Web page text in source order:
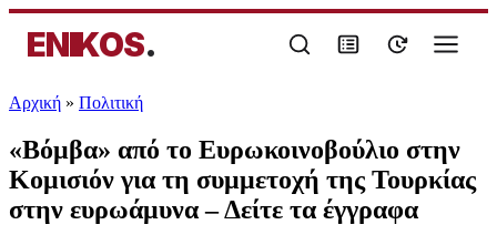
ENIKOS.
Αρχική » Πολιτική
«Βόμβα» από το Ευρωκοινοβούλιο στην
Κομισιόν για τη συμμετοχή της Τουρκίας
στην ευρωάμυνα – Δείτε τα έγγραφα